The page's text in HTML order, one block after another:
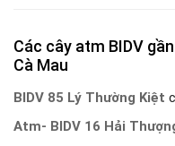
Các cây atm BIDV
Cà Mau
BIDV 85 Lý Thường Kiệt
Atm- BIDV 16 Hải